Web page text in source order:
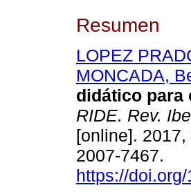
Resumen
LOPEZ
MONCADA,
didático para
RIDE. Rev.
[online].
2007-7467.
https://